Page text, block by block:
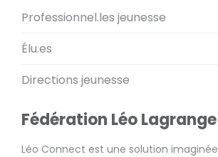
Professionnel.les jeunesse
Élu.es
Directions jeunesse
Fédération Léo Lagrange
Léo Connect est une solution